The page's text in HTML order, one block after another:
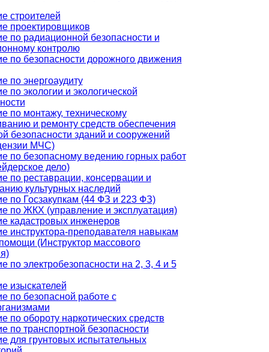
строителей
проектировщиков
по радиационной безопасности и
контролю
по безопасности дорожного движения
по энергоаудиту
по экологии и экологической
по монтажу, техническому
и ремонту средств обеспечения
безопасности зданий и сооружений
МЧС)
по безопасному ведению горных работ
дело)
по реставрации, консервации и
культурных наследий
по Госзакупкам (44 ФЗ и 223 ФЗ)
по ЖКХ (управление и эксплуатация)
кадастровых инженеров
инструктора-преподавателя навыкам
(Инструктор массового
по электробезопасности на 2, 3, 4 и 5
изыскателей
по безопасной работе с
по обороту наркотических средств
по транспортной безопасности
для грунтовых испытательных